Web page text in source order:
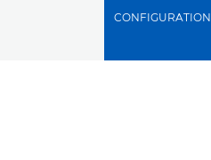
CONFIGURATION